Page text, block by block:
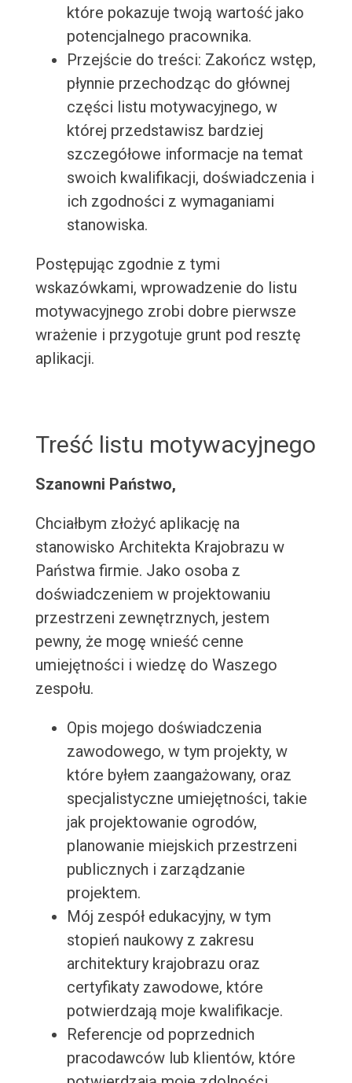
które pokazuje twoją wartość jako
potencjalnego pracownika.
Przejście do treści: Zakończ wstęp,
płynnie przechodząc do głównej
części listu motywacyjnego, w
której przedstawisz bardziej
szczegółowe informacje na temat
swoich kwalifikacji, doświadczenia i
ich zgodności z wymaganiami
stanowiska.
Postępując zgodnie z tymi
wskazówkami, wprowadzenie do listu
motywacyjnego zrobi dobre pierwsze
wrażenie i przygotuje grunt pod resztę
aplikacji.
Treść listu motywacyjnego
Szanowni Państwo,
Chciałbym złożyć aplikację na
stanowisko Architekta Krajobrazu w
Państwa firmie. Jako osoba z
doświadczeniem w projektowaniu
przestrzeni zewnętrznych, jestem
pewny, że mogę wnieść cenne
umiejętności i wiedzę do Waszego
zespołu.
Opis mojego doświadczenia
zawodowego, w tym projekty, w
które byłem zaangażowany, oraz
specjalistyczne umiejętności, takie
jak projektowanie ogrodów,
planowanie miejskich przestrzeni
publicznych i zarządzanie
projektem.
Mój zespół edukacyjny, w tym
stopień naukowy z zakresu
architektury krajobrazu oraz
certyfikaty zawodowe, które
potwierdzają moje kwalifikacje.
Referencje od poprzednich
pracodawców lub klientów, które